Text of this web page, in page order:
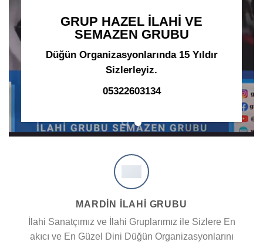
GRUP HAZEL İLAHİ VE
SEMAZEN GRUBU
Düğün Organizasyonlarında 15 Yıldır
Sizlerleyiz.
05322603134
MARDİN İLAHİ GRUBU
İlahi Sanatçımız ve İlahi Gruplarımız ile Sizlere En
akıcı ve En Güzel Dini Düğün Organizasyonlarını